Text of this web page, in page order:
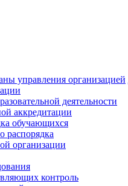
управления организацией
деятельности
аккредитации
обучающихся
распорядка
организации
контроль